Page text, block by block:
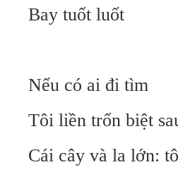
Bay tuốt luốt
Nếu có ai đi tìm
Tôi liền trốn biệt
Cái cây và la lớn: